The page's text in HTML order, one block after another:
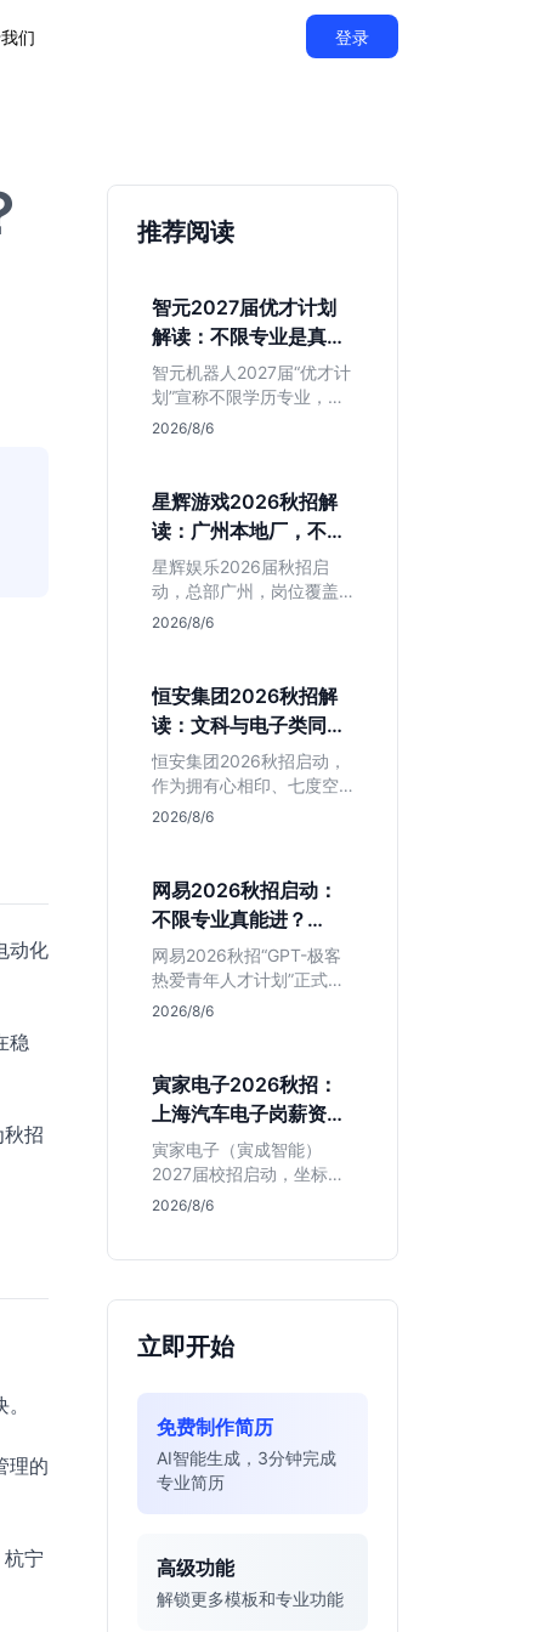
们 登录
动化
稳
招
理的
宁
推荐阅读
智元2027届优才计划
解读：不限专业是真的
吗？
智元机器人2027届“优才计
划”宣称不限学历专业，实
则聚焦具身智能顶尖人
真等核心方向，帮你判断
是否值得投递及如何准备
硬核项目。
2026/8/6
星辉游戏2026秋招解
读：广州本地厂，不限
专业但薪资面议
星辉娱乐2026届秋招启
动，总部广州，岗位覆盖
技术、美术、策划。PHP
想接触项目全流程的应届
生，追求大厂光环者慎
投。
2026/8/6
恒安集团2026秋招解
读：文科与电子类同学
的稳妥选择？
恒安集团2026秋招启动，
作为拥有心相印、七度空
间等国民品牌的快消巨
生项目，明确文商科主攻
品牌营销、理工科侧重技
术支持的岗位逻辑，客观
分析传统制造业薪资平稳
但平台扎实的特点，助应
届生快速判断投递价值。
2026/8/6
网易2026秋招启动：
不限专业真能进？
GPT-极客计划解读
网易2026秋招“GPT-极客
热爱青年人才计划”正式开
启，主打不限专业与学
划、算法），分析非科班
同学的投递机会与真实门
槛，帮你判断是否值得
投。
2026/8/6
寅家电子2026秋招：
上海汽车电子岗薪资与
岗位全解析
寅家电子（寅成智能）
2027届校招启动，坐标上
海。本文解析百人规模汽
成长路径，助你判断是否
2026/8/6
立即开始
免费制作简历
AI智能生成，3分钟完成
专业简历
高级功能
解锁更多模板和专业功能